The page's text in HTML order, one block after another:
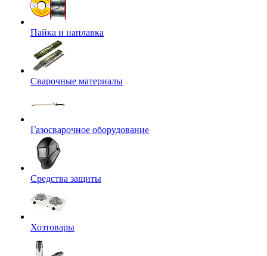
Пайка и наплавка
Сварочные материалы
Газосварочное оборудование
Средства защиты
Хозтовары